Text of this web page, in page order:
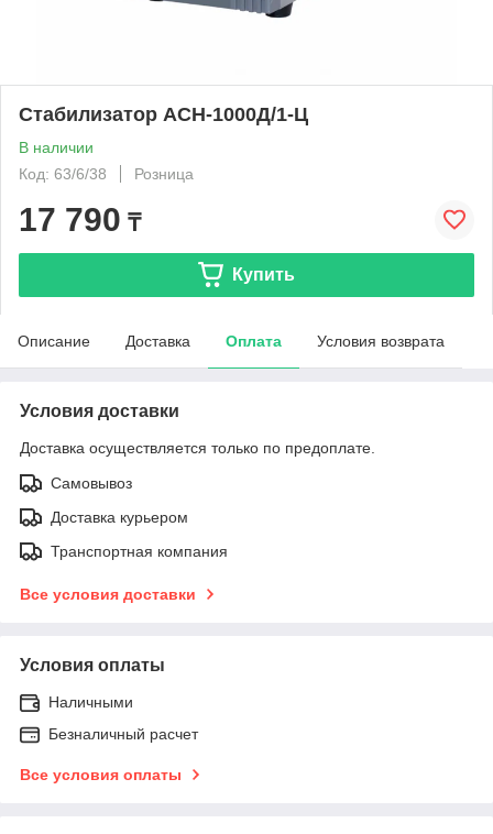
Стабилизатор АСН-1000Д/1-Ц
В наличии
Код: 63/6/38
Розница
17 790 ₸
Купить
Описание Доставка Оплата Условия возврата
Условия доставки
Доставка осуществляется только по предоплате.
Самовывоз
Доставка курьером
Транспортная компания
Все условия доставки
Условия оплаты
Наличными
Безналичный расчет
Все условия оплаты